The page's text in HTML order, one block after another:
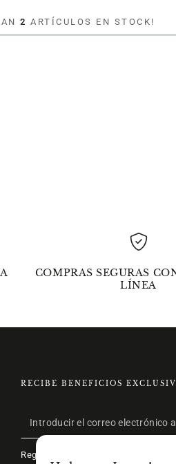
2 ARTÍCULOS EN STOCK!
COMPRAS SEGURAS
LÍNEA
RECIBE BENEFICIOS
Introducir
el
Regístrate ahora y recibe beneficios